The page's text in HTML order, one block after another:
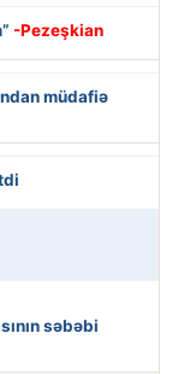
-Pezeşkian
müdafiə
səbəbi